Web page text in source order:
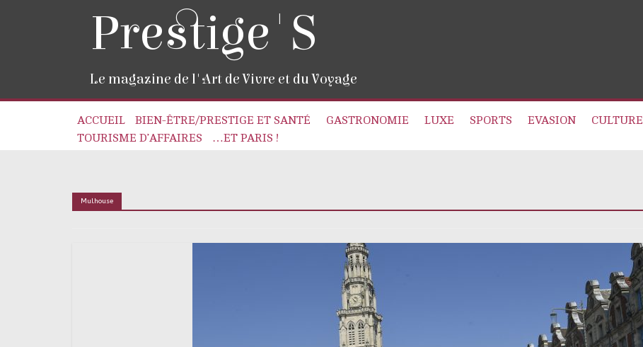
Prestige'S
Le magazine de l'Art de Vivre et du Voyage
ACCUEIL BIEN-ÊTRE/PRESTIGE ET SANTÉ GASTRONOMIE LUXE SPORTS EVASION CULTURE
TOURISME D’AFFAIRES
…ET PARIS !
Mulhouse